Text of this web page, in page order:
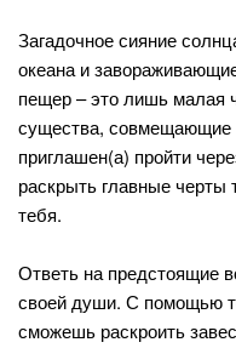
Загадочное сияние
океана и
пещер – это лишь малая
существа, совмещающие
приглашен(а) пройти
раскрыть главные черты
тебя.
Ответь на предстоящие
своей души. С помощью
сможешь раскроить